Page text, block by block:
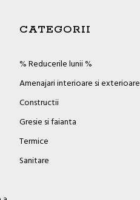
CATEGORII
% Reducerile lunii %
Amenajari interioare si exterioare
Constructii
Gresie si faianta
Termice
Sanitare